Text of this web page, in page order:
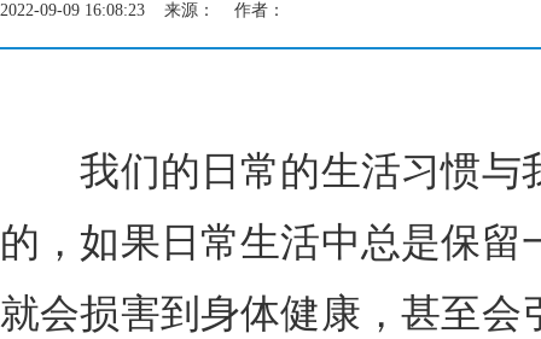
2022-09-09 16:08:23 来源： 作者：
我们的日常的生活习惯与
的，如果日常生活中总是保
就会损害到身体健康，甚至